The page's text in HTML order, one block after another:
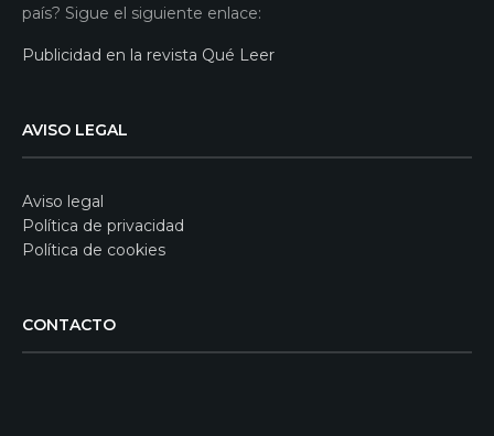
país? Sigue el siguiente enlace:
Publicidad en la revista Qué Leer
AVISO LEGAL
Aviso legal
Política de privacidad
Política de cookies
CONTACTO